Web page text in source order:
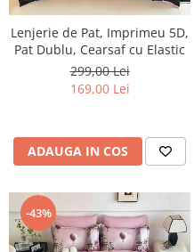
Lenjerie de Pat, Imprimeu 5D,
Pat Dublu, Cearsaf cu Elastic
299,00 Lei
169,00 Lei
ADAUGA IN COS
-43%